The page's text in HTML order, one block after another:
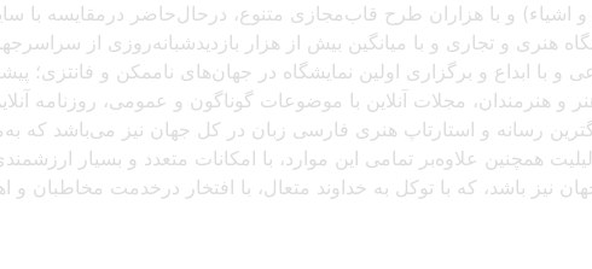
و با هزاران طرح قاب‌مجازی متنوع، درحال‌حاضر درمقایسه با سایر
می‌باشد، که باتجربهٔ برگزاری بیش از ۲۵۰ نمایشگاه هنری و تجاری و با میانگین بیش از هزار
و با ابداع و برگزاری اولین نمایشگاه در جهان‌های ناممکن و فانتزی؛
و هنرمندان، مجلات آنلاین با موضوعات گوناگون و عمومی، روزنامه
رسانه و استارتاپ هنری فارسی زبان در کل جهان نیز می‌باشد
همچنین علاوه‌بر تمامی این موارد، با امکانات متعدد و بسیار
نیز باشد، که با توکل به خداوند متعال، با افتخار درخدمت